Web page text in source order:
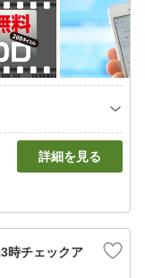
詳細を見る
時チェックア